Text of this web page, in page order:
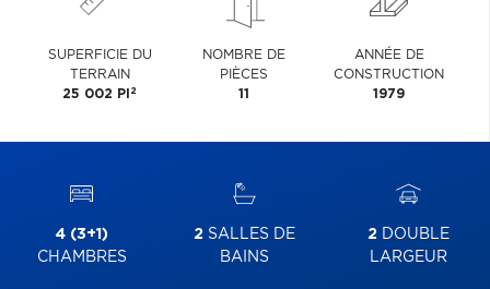
SUPERFICIE DU
TERRAIN
25 002 PI 2
NOMBRE DE
PIÈCES
11
ANNÉE DE
CONSTRUCTION
1979
4 (3+1)
CHAMBRES
2 SALLES DE
BAINS
2DOUBLE
LARGEUR